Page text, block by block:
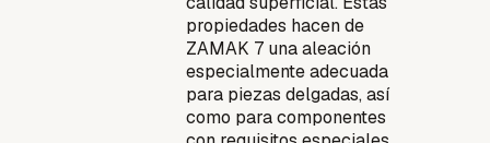
propiedades hacen de
ZAMAK 7 una aleación
especialmente adecuada
para piezas delgadas, así
como para componentes